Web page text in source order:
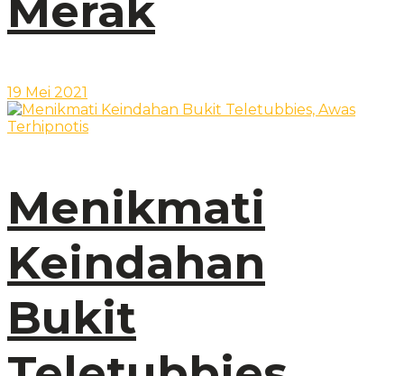
Merak
19 Mei 2021
Menikmati
Keindahan
Bukit